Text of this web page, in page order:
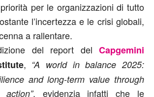
per le organizzazioni di tutto
l’incertezza e le crisi globali,
a rallentare.
del report del Capgemini
, “A world in balance 2025:
and long-term value through
action”, evidenzia infatti che le